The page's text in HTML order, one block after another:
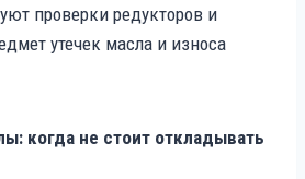
проверки редукторов и
утечек масла и износа
когда не стоит откладывать